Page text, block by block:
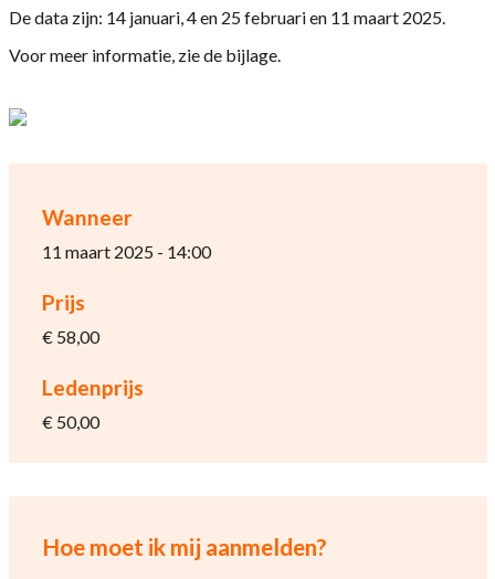
Wanneer
11 maart 2025 - 14:00
Prijs
€ 58,00
Ledenprijs
€ 50,00
Hoe moet ik mij aanmelden?
De data zijn: 14 januari, 4 en 25 februari en 11 maart 2025.
Voor meer informatie, zie de bijlage.